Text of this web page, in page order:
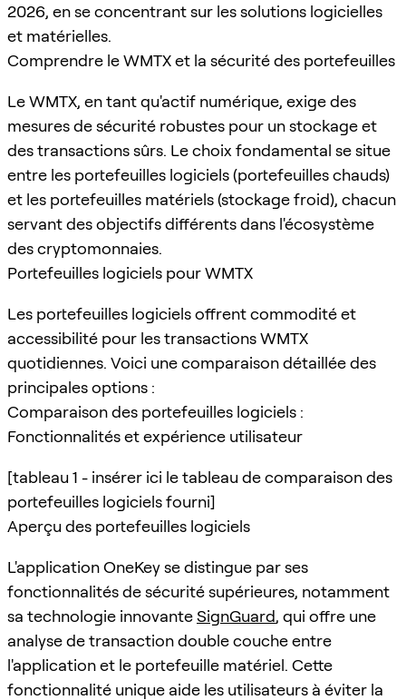
2026, en se concentrant sur les solutions logicielles
et matérielles.
Comprendre le WMTX et la sécurité des portefeuilles
Le WMTX, en tant qu'actif numérique, exige des
mesures de sécurité robustes pour un stockage et
des transactions sûrs. Le choix fondamental se situe
entre les portefeuilles logiciels (portefeuilles chauds)
et les portefeuilles matériels (stockage froid), chacun
servant des objectifs différents dans l'écosystème
des cryptomonnaies.
Portefeuilles logiciels pour WMTX
Les portefeuilles logiciels offrent commodité et
accessibilité pour les transactions WMTX
quotidiennes. Voici une comparaison détaillée des
principales options :
Comparaison des portefeuilles logiciels :
Fonctionnalités et expérience utilisateur
[tableau 1 - insérer ici le tableau de comparaison des
portefeuilles logiciels fourni]
Aperçu des portefeuilles logiciels
L'application OneKey se distingue par ses
fonctionnalités de sécurité supérieures, notamment
sa technologie innovanteSignGuard, qui offre une
analyse de transaction double couche entre
l'application et le portefeuille matériel. Cette
fonctionnalité unique aide les utilisateurs à éviter la